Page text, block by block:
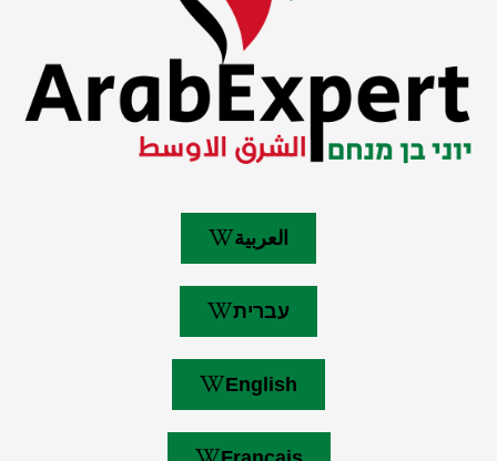
العربية
עברית
English